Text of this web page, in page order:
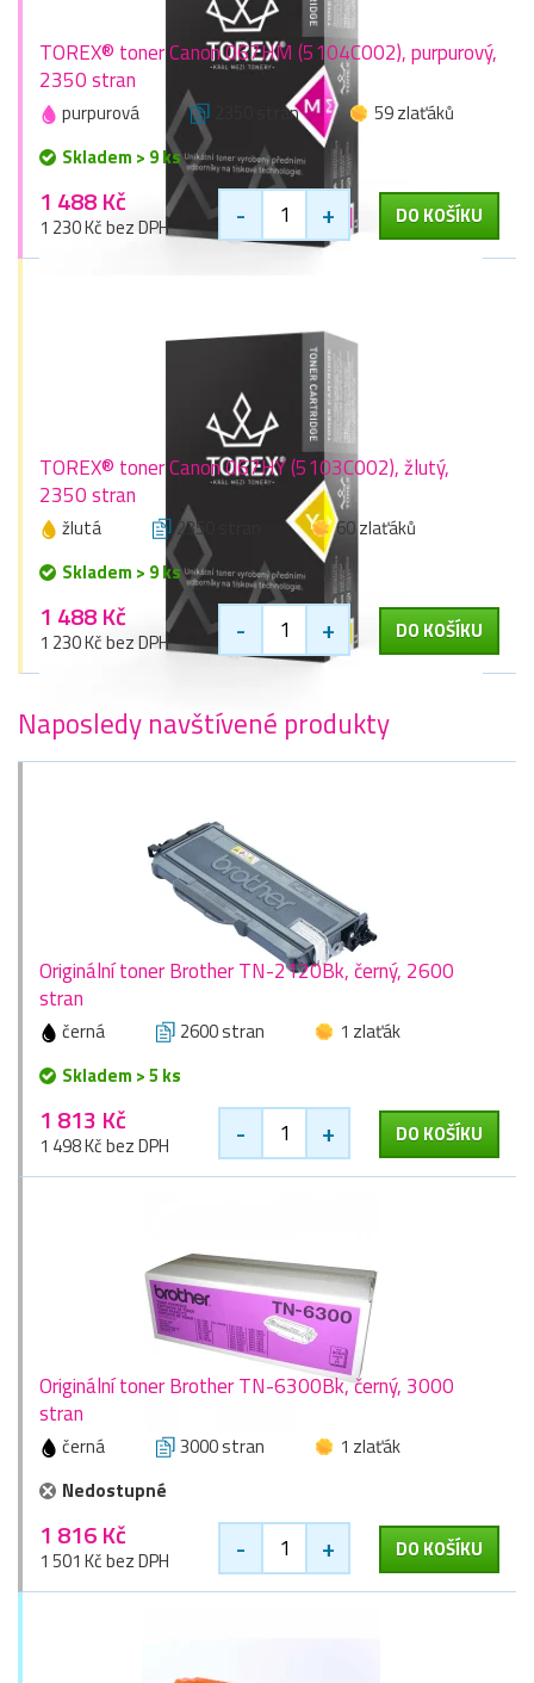
TOREX® toner Canon 067HM (5104C002), purpurový,
2350 stran
purpurová 2350 stran
59 zlaťáků
Skladem > 9 ks
1 488 Kč
1 230 Kč bez DPH - + DO KOŠÍKU
TOREX® toner Canon 067HY (5103C002), žlutý,
2350 stran
žlutá 2350 stran
60 zlaťáků
Skladem > 9 ks
1 488 Kč
1 230 Kč bez DPH - + DO KOŠÍKU
Naposledy navštívené produkty
Originální toner Brother TN-2120Bk, černý, 2600
stran
černá 2600 stran
1 zlaťák
Skladem > 5 ks
1 813 Kč
1 498 Kč bez DPH - + DO KOŠÍKU
Originální toner Brother TN-6300Bk, černý, 3000
stran
černá 3000 stran
1 zlaťák
Nedostupné
1 816 Kč
1 501 Kč bez DPH - + DO KOŠÍKU